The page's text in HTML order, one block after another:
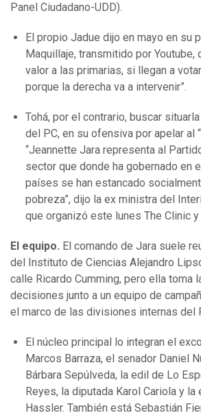
Panel Ciudadano-UDD).
El propio Jadue dijo en mayo en su
Maquillaje, transmitido por Youtube,
valor a las primarias, si llegan a
porque la derecha va a intervenir”.
Tohá, por el contrario, buscar
del PC, en su ofensiva por apelar al
“Jeannette Jara representa al
sector que donde ha gobernado en
países se han estancado
pobreza”, dijo la ex ministra del
que organizó este lunes The Clinic y
El equipo. El comando de Jara suele
del Instituto de Ciencias Alejandro
calle Ricardo Cumming, pero ella toma
decisiones junto a un equipo de
el marco de las divisiones internas del
El núcleo principal lo integran el
Marcos Barraza, el senador Daniel
Bárbara Sepúlveda, la edil de Lo
Reyes, la diputada Karol Cariola y
Hassler. También está Sebastián